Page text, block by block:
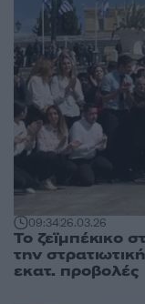
09:3426.03.26
Το ζεϊμπέκικο
την
εκατ. προβολές